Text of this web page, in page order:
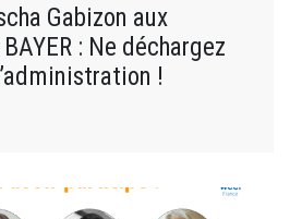
Gabizon aux
: Ne déchargez
!